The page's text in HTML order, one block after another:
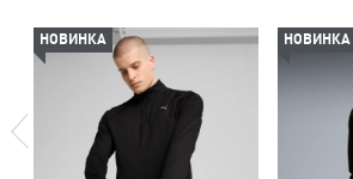
НОВИНКА НОВИНКА